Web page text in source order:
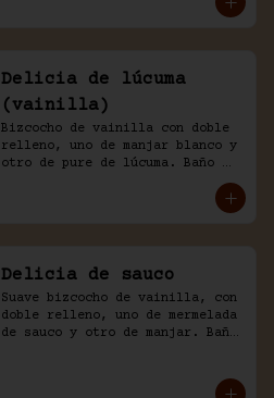
Delicia de lúcuma
(vainilla)
Bizcocho de vainilla con doble
relleno, uno de manjar blanco y
otro de pure de lúcuma. Baño
Delicia de sauco
Suave bizcocho de vainilla, con
doble relleno, uno de mermelada
de sauco y otro de manjar. Baño